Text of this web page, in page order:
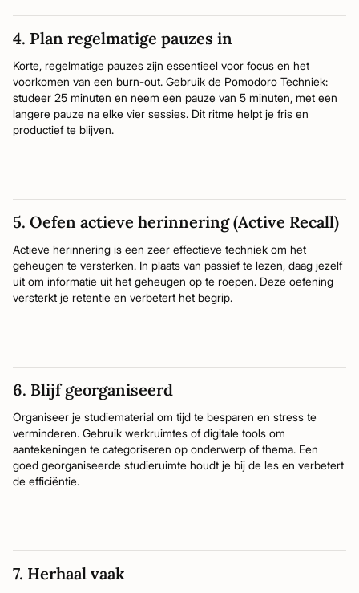
4. Plan regelmatige pauzes in
Korte, regelmatige pauzes zijn essentieel voor focus en het
voorkomen van een burn-out. Gebruik de Pomodoro Techniek:
studeer 25 minuten en neem een pauze van 5 minuten, met een
langere pauze na elke vier sessies. Dit ritme helpt je fris en
productief te blijven.
5. Oefen actieve herinnering (Active Recall)
Actieve herinnering is een zeer effectieve techniek om het
geheugen te versterken. In plaats van passief te lezen, daag jezelf
uit om informatie uit het geheugen op te roepen. Deze oefening
versterkt je retentie en verbetert het begrip.
6. Blijf georganiseerd
Organiseer je studiematerial om tijd te besparen en stress te
verminderen. Gebruik werkruimtes of digitale tools om
aantekeningen te categoriseren op onderwerp of thema. Een
goed georganiseerde studieruimte houdt je bij de les en verbetert
de efficiëntie.
7. Herhaal vaak